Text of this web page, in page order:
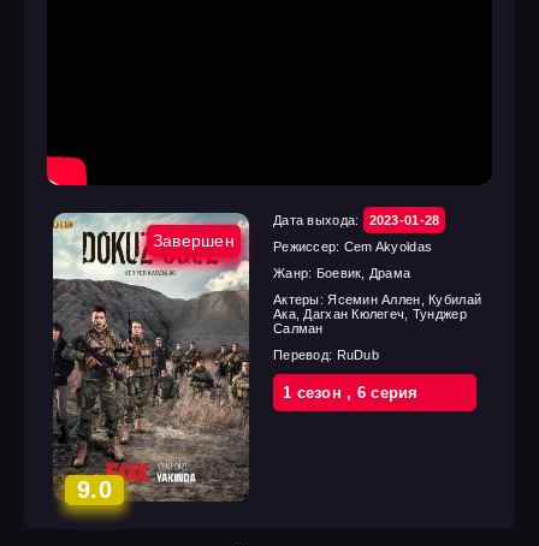
Завершен
9.0
Дата выхода:
2023-01-28
Режиссер: Cem Akyoldas
Жанр: Боевик, Драма
Актеры: Ясемин Аллен, Кубилай
Ака, Дагхан Кюлегеч, Тунджер
Салман
Перевод: RuDub
1 cезон, 6 cерия